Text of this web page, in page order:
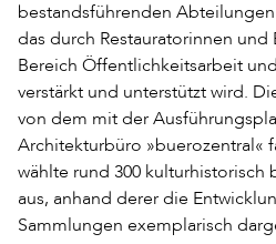
bestandsführenden
das durch Restauratorinnen und
Bereich Öffentlichkeitsarbeit
verstärkt und unterstützt wird.
von dem mit der
Architekturbüro »buerozentral«
wählte rund 300 kulturhistorisch
aus, anhand derer die
Sammlungen exemplarisch